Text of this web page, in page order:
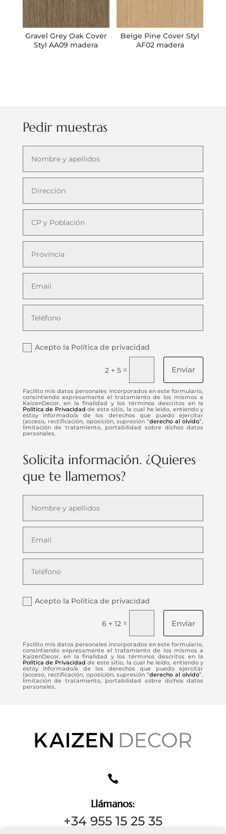
Gravel Grey Oak Cover
Styl AA09 madera
Beige Pine Cover Styl
AF02 madera
Pedir muestras
Acepto la Política de privacidad
2 + 5 = Enviar
Facilito mis datos personales incorporados en este formulario,
consintiendo expresamente el tratamiento de los mismos a
KaizenDecor, en la finalidad y los términos descritos en la
Política de Privacidad de este sitio, la cual he leído, entiendo y
estoy informado/a de los derechos que puedo ejercitar
(acceso, rectificación, oposición, supresión “derecho al olvido”,
limitación de tratamiento, portabilidad sobre dichos datos
personales.
Solicita información. ¿Quieres
que te llamemos?
Acepto la Política de privacidad
6 + 12 = Enviar
Facilito mis datos personales incorporados en este formulario,
consintiendo expresamente el tratamiento de los mismos a
KaizenDecor, en la finalidad y los términos descritos en la
Política de Privacidad de este sitio, la cual he leído, entiendo y
estoy informado/a de los derechos que puedo ejercitar
(acceso, rectificación, oposición, supresión “derecho al olvido”,
limitación de tratamiento, portabilidad sobre dichos datos
personales.

Llámanos:
+34 955 15 25 35